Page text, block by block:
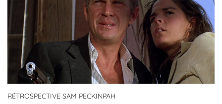
RÉTROSPECTIVE SAM PECKINPAH